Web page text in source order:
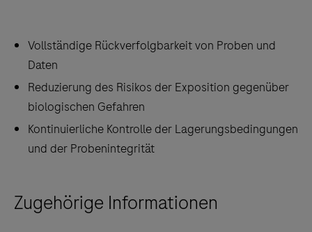
Vollständige Rückverfolgbarkeit von Proben und
Daten
Reduzierung des Risikos der Exposition gegenüber
biologischen Gefahren
Kontinuierliche Kontrolle der Lagerungsbedingungen
und der Probenintegrität
Zugehörige Informationen